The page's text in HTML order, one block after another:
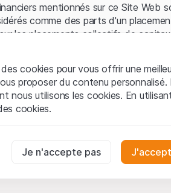
mentionnés sur ce Site Web
comme des parts d'un
les placements collectifs de
de surveillance des marchés
et informations juridiques
Web de Leonteq Securities AG
que vous acceptez les informations
de propriété intellectuelle (par
cookies pour vous offrir une
proposer du contenu
nous utilisons les cookies. En
cookies.
nécessaires au bon fonctionnement
Je n'accepte pas